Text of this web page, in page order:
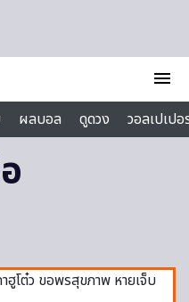
menu
ผลบอล ดูดวง
วอลเปเป